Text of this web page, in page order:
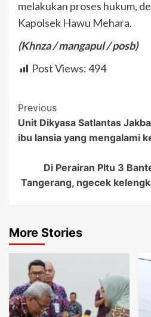
melakukan proses hukum,
Kapolsek Hawu Mehara.
(Khnza / mangapul / posb)
Post Views:494
Post
Navigation
Previous
Unit Dikyasa Satlantas
ibu lansia yang mengalami
Di Perairan Pltu 3
Tangerang, ngecek
More Stories